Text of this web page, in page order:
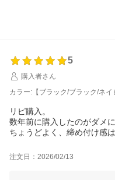
なお、個別での対応が必要
春の訪れが待ち遠しくはござ
じますので、どうぞご自愛く
5
購入者さん
カラー:【ブラック/ブラック/ネイ
リピ購入。
数年前に購入したのがダメ
ちょうどよく、締め付け感
注文日：2026/02/13